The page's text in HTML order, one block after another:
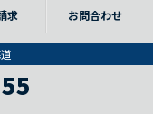
求 お問合わせ